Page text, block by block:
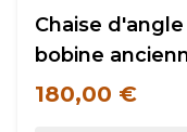
Chaise
bobine
180,00 €